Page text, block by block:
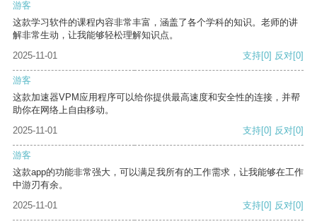
游客
这款学习软件的课程内容非常丰富，涵盖了各个学科的知识。老师的讲
解非常生动，让我能够轻松理解知识点。
2025-11-01
支持[0] 反对[0]
游客
这款加速器VPM应用程序可以给你提供最高速度和安全性的连接，并帮
助你在网络上自由移动。
2025-11-01
支持[0] 反对[0]
游客
这款app的功能非常强大，可以满足我所有的工作需求，让我能够在工作
中游刃有余。
2025-11-01
支持[0] 反对[0]